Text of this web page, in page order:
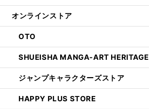
オンラインストア
OTO
SHUEISHA MANGA-ART HERITAGE
ジャンプキャラクターズストア
HAPPY PLUS STORE